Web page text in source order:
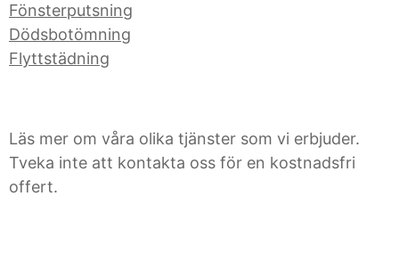
Fönsterputsning
Dödsbotömning
Flyttstädning
Läs mer om våra olika tjänster som vi erbjuder.
Tveka inte att kontakta oss för en kostnadsfri
offert.